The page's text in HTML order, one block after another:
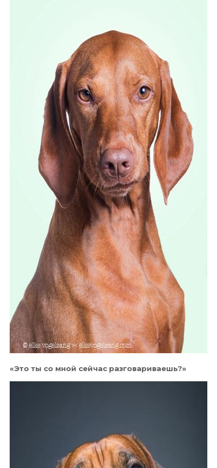
«Это ты со мной сейчас разговариваешь?»